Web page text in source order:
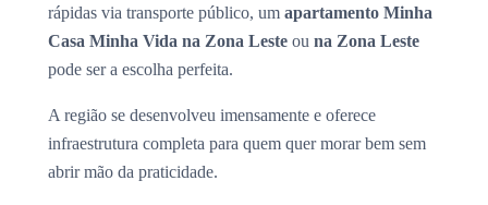
rápidas via transporte público, um apartamento Minha
Casa Minha Vida na Zona Leste ou na Zona Leste
pode ser a escolha perfeita.
A região se desenvolveu imensamente e oferece
infraestrutura completa para quem quer morar bem sem
abrir mão da praticidade.